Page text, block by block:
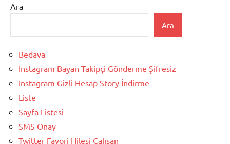
Ara
Ara
Bedava
Instagram Bayan Takipçi Gönderme Şifresiz
Instagram Gizli Hesap Story İndirme
Liste
Sayfa Listesi
SMS Onay
Twitter Favori Hilesi Çalışan